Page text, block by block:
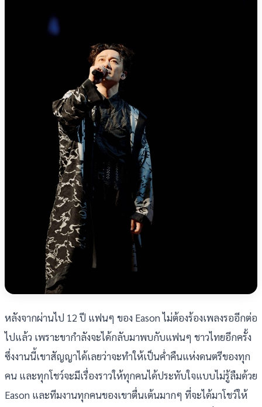
หลังจากผ่านไป 12 ปี แฟนๆ ของ Eason ไม่ต้องร้องเพลงรออีกต่อ
ไปแล้ว เพราะขากำลังจะได้กลับมาพบกับแฟนๆ ชาวไทยอีกครั้ง
ซึ่งงานนี้เขาสัญญาได้เลยว่าจะทำให้เป็นค่ำคืนแห่งดนตรีของทุก
คน และทุกโชว์จะมีเรื่องราวให้ทุกคนได้ประทับใจแบบไม่รู้ลืมด้วย
Eason และทีมงานทุกคนของเขาตื่นเต้นมากๆ ที่จะได้มาโชว์ให้